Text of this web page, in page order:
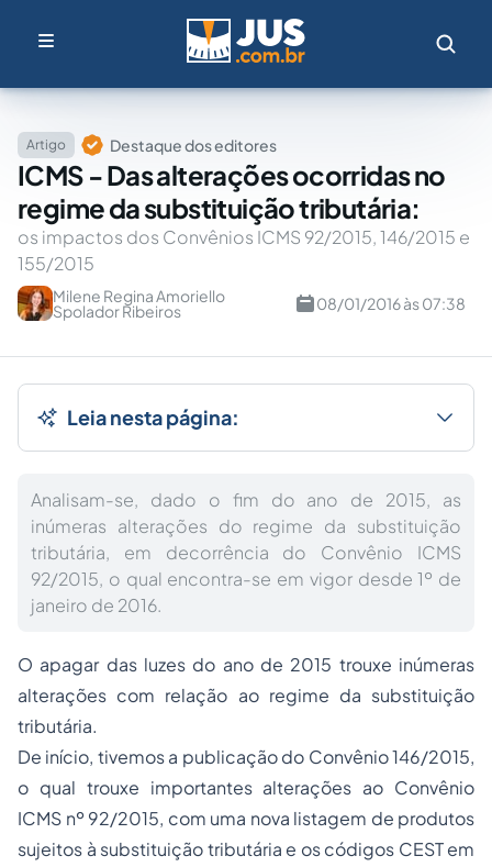
Artigo Destaque dos editores
ICMS - Das alterações ocorridas no
regime da substituição tributária:
os impactos dos Convênios ICMS 92/2015, 146/2015 e
155/2015
Milene Regina Amoriello
Spolador Ribeiros 08/01/2016 às 07:38
Leia nesta página:
Analisam-se, dado o fim do ano de 2015, as
inúmeras alterações do regime da substituição
tributária, em decorrência do Convênio ICMS
92/2015, o qual encontra-se em vigor desde 1º de
janeiro de 2016.
O apagar das luzes do ano de 2015 trouxe inúmeras
alterações com relação ao regime da substituição
tributária.
De início, tivemos a publicação do Convênio 146/2015,
o qual trouxe importantes alterações ao Convênio
ICMS nº 92/2015, com uma nova listagem de produtos
sujeitos à substituição tributária e os códigos CEST em